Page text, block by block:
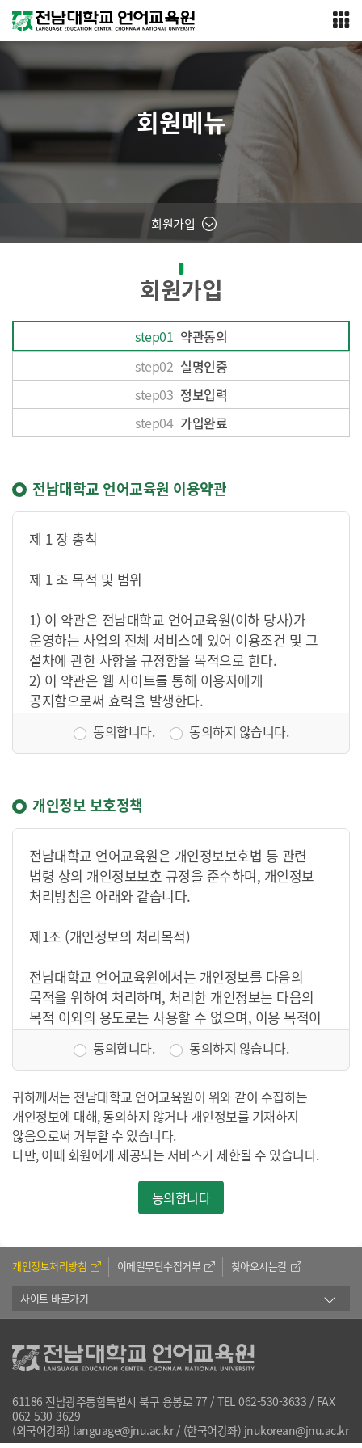
회원가입
회원메뉴
회원가입
step01 약관동의
step02 실명인증
step03 정보입력
step04 가입완료
전남대학교 언어교육원 이용약관
제 1 장 총칙
제 1 조 목적 및 범위
1) 이 약관은 전남대학교 언어교육원(이하 당사)가
운영하는 사업의 전체 서비스에 있어 이용조건 및 그
절차에 관한 사항을 규정함을 목적으로 한다.
2) 이 약관은 웹 사이트를 통해 이용자에게
공지함으로써 효력을 발생한다.
3) 이 약관은 당사가 운영하는 인터넷서비스에
회원으로 가입한 이용자에게만 적용된다.
4) 이 약관에 명시되지 않는 사항들에 있어서는 정부가
5) 당사는 약관규제에 관한 법률, 전자거래 기본법,
제 2 장 의무
제 1 조 회사의 의무
1) 당사는 본 약관 및 관계법령에 따라 특별한 사정이
없는 한 회원이 신청한 서비스 제공 개시일에
지속적으로 서비스를 이용할 수 있도록 해야한다.
2) 본 서비스는 1년 365일 운영됨을 원칙으로 하되
서비스 개선을 위한 개정 및 하드웨어의 교체 등을
사전에 회원에게 통지하여야 합다. 단 천재지변이나
불의의 사고시에는 사후 관련내용을 당사홈페이지를
통해 회원에게 통보한다.
3) 당사는 이 약관에서 정한 바에 따라 계속적,
안정적으로 서비스를 제공할 의무가 있다.
4) 당사는 회원의 신상정보를 회원의 동의 없이 제
부주의로 누설될 경우에 당사는 책임지지 않는다.
5) 당사는 회원의 개인신상정보가 틀리거나 본 약관을
6) 당사는 회원의 개인신상정보를 본래의 목적인 광고
통지하여야 하고 규정된 이외의 의도 및 목적으로
개인신상정보를 이용하여서는 안되며 해당될 경우
관련법령 등의 관계법령에 의해 국가로부터의 요구가
있을 경우 해당 정보는 제공될 수 있다.
동의합니다. 동의하지 않습니다.
개인정보 보호정책
전남대학교 언어교육원은 개인정보보호법 등 관련
법령 상의 개인정보보호 규정을 준수하며, 개인정보
처리방침은 아래와 같습니다.
제1조 (개인정보의 처리목적)
전남대학교 언어교육원에서는 개인정보를 다음의
목적을 위하여 처리하며, 처리한 개인정보는 다음의
목적 이외의 용도로는 사용할 수 없으며, 이용 목적이
변경될 경우에는 사전 동의를 구할 예정입니다.
1. 강좌운영
2. 직원인사관리
3. 급여
제2조 (처리하는 개인정보의 항목)
2. 아이디 ( 일반회원의 경우 )
3. 비밀번호 ( 일반회원의 경우 )
5. 성별
6. 휴대 전화번호
7. 이메일
8. 계좌정보
제3조 (개인정보의 처리 및 보유 기간)
전남대학교 언어교육원에서 처리하는 개인정보는 수집
·이용 목적으로 명시한 범위 내에서 처리하며,
개인정보보호법 및 관련 법령에서 정하는 보유기간을
동의합니다. 동의하지 않습니다.
귀하께서는 전남대학교 언어교육원이 위와 같이 수집하는
개인정보에 대해, 동의하지 않거나 개인정보를 기재하지
않음으로써 거부할 수 있습니다.
다만, 이때 회원에게 제공되는 서비스가 제한될 수 있습니다.
동의합니다
개인정보처리방침 이메일무단수집거부 찾아오시는길
사이트 바로가기
61186 전남광주통합특별시 북구 용봉로 77 / TEL 062-530-3633 / FAX
062-530-3629
(외국어강좌) language@jnu.ac.kr / (한국어강좌) jnukorean@jnu.ac.kr